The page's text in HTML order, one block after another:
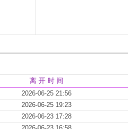
离 开 时 间
2026-06-25 21:56
2026-06-25 19:23
2026-06-23 17:28